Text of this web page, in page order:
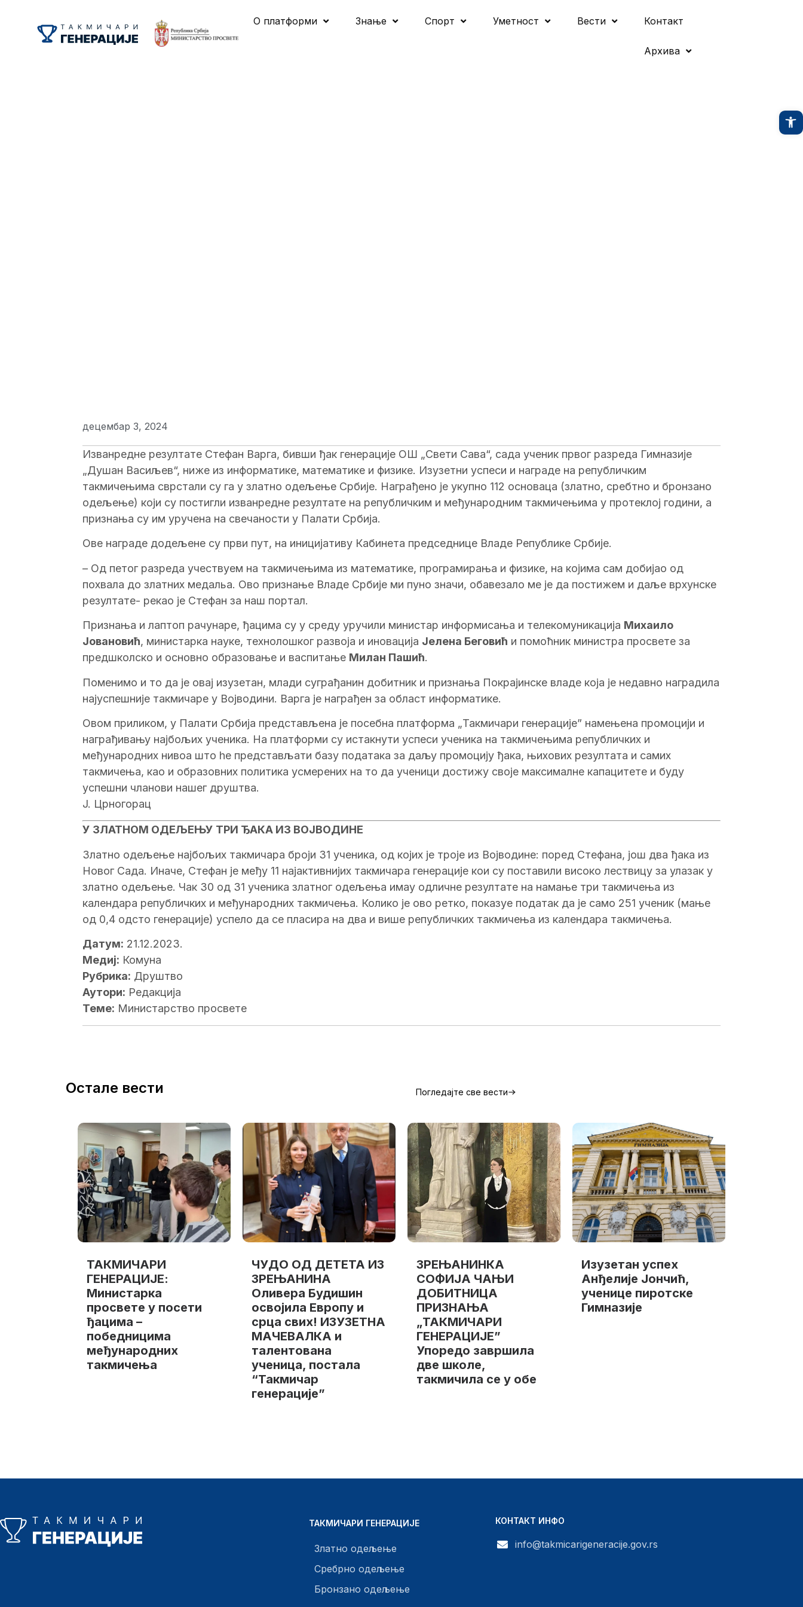
О платформи Знање Спорт Уметност Вести Контакт
Архива
децембар 3, 2024
Изванредне резултате Стефан Варга, бивши ђак генерације ОШ „Свети Сава“, сада ученик првог разреда Гимназије
„Душан Васиљев“, ниже из информатике, математике и физике. Изузетни успеси и награде на републичким
такмичењима сврстали су га у златно одељење Србије. Награђено је укупно 112 основаца (златно, сребтно и бронзано
одељење) који су постигли изванредне резултате на републичким и међународним такмичењима у протеклој години, а
признања су им уручена на свечаности у Палати Србија.
Ове награде додељене су први пут, на иницијативу Кабинета председнице Владе Републике Србије.
– Од петог разреда учествуем на такмичењима из математике, програмирања и физике, на којима сам добијао од
похвала до златних медальа. Ово признање Владе Србије ми пуно значи, обавезало ме je да постижем и даље врхунске
резултате- рекао je Стефан за наш портал.
Признања и лаптоп рачунаре, ђацима су у среду уручили министар информисања и телекомуникација Михаило
Joвановић, министарка науке, технолошког развоја и иновација Јелена Беговић и помоћник министра просвете за
предшколско и основно образовање и васпитање Милан Пашић.
Поменимо и то да je овај изузетан, млади суграђанин добитник и признања Покрајинске владе која je недавно наградила
најуспешније такмичаре у Војводини. Варга je награђен за област информатике.
Овом приликом, у Палати Србија представљена je посебна платформа „Такмичари генерације” намењена промоцији и
награђивању најбољих ученика. На платформи су истакнути успеси ученика на такмичењима републичких и
међународних нивоа што he представљати базу података за даљу промоцију ђака, њихових резултата и самих
такмичења, као и образовних политика усмерених на то да ученици достижу своје максималне капацитете и буду
успешни чланови нашег друштва.
J. Црногорац
У ЗЛАТНОМ ОДЕЉЕЊУ ТРИ ЂАКА ИЗ ВОЈВОДИНЕ
Златно одељење најбољих такмичара броји 31 ученика, од којих је троје из Војводине: поред Стефана, још два ђака из
Новог Сада. Иначе, Стефан je међу 11 најактивнијих такмичара генерације кои су поставили високо лествицу за улазак у
златно одељење. Чак 30 од 31 ученика златног одељења имау одличне резултате на намање три такмичења из
календара републичких и међународних такмичења. Колико je ово ретко, показуе податак да je само 251 ученик (мање
од 0,4 одсто генерације) успело да се пласира на два и више републичких такмичења из календара такмичења.
Датум: 21.12.2023.
Медиј: Комуна
Рубрика: Друштво
Аутори: Редакција
Теме: Министарство просвете
Остале вести Погледајте све вести
ТАКМИЧАРИ
ГЕНЕРАЦИЈЕ:
Министарка
просвете у посети
ђацима –
победницима
међународних
такмичења
ЧУДО ОД ДЕТЕТА ИЗ
ЗРЕЊАНИНА
Оливера Будишин
освојила Европу и
срца свих! ИЗУЗЕТНА
МАЧЕВАЛКА и
талентована
ученица, постала
“Такмичар
генерације”
ЗРЕЊАНИНКА
СОФИЈА ЧАЊИ
ДОБИТНИЦА
ПРИЗНАЊА
„ТАКМИЧАРИ
ГЕНЕРАЦИЈЕ”
Упоредо завршила
две школе,
такмичила се у обе
Изузетан успех
Анђелије Јончић,
ученице пиротске
Гимназије
ТАКМИЧАРИ ГЕНЕРАЦИЈЕ
Златно одељење
Сребрно одељење
Бронзано одељење
КОНТАКТ ИНФО
info@takmicarigeneracije.gov.rs